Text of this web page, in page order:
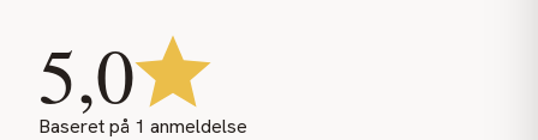
5,0
Baseret på 1 anmeldelse